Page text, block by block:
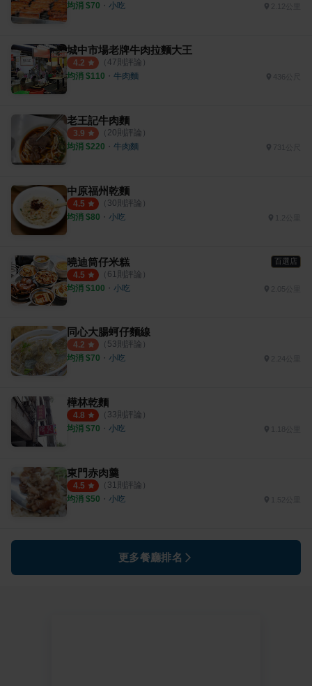
均消 $70 ・ 小吃
城中市場老牌牛肉拉麵大王
4.2 （ 47則評論）
均消 $110 ・ 牛肉麵 436公尺
老王記牛肉麵
3.9 （ 20則評論）
均消 $220 ・ 牛肉麵
中原福州乾麵
4.5 （ 30則評論）
均消 $80 ・ 小吃
曉迪筒仔米糕 百選店
4.5 （ 61則評論）
均消 $100 ・ 小吃 2.05公里
同心大腸蚵仔麵線
4.2 （ 53則評論）
均消 $70 ・ 小吃 2.24公里
樺林乾麵
4.8 （ 33則評論）
均消 $70 ・ 小吃
東門赤肉羹
4.5 （ 31則評論）
均消 $50 ・ 小吃 1.52公里
更多餐廳排名